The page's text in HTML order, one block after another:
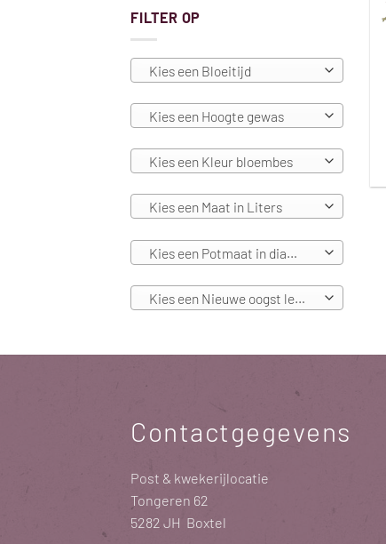
FILTER OP
Kies een Bloeitijd
Kies een Hoogte gewas
Kies een Kleur bloembes
Kies een Maat in Liters
Kies een Potmaat in diameters
Kies een Nieuwe oogst leverbaar vanaf
Contactgegevens
Post & kwekerijlocatie
Tongeren 62
5282 JH Boxtel